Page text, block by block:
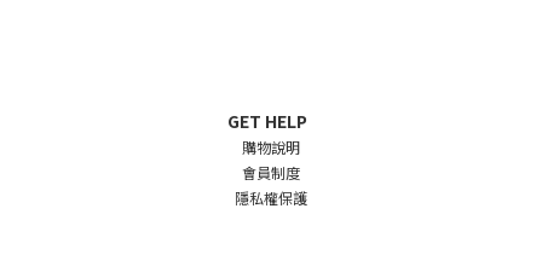
GET HELP
購物說明
會員制度
隱私權保護